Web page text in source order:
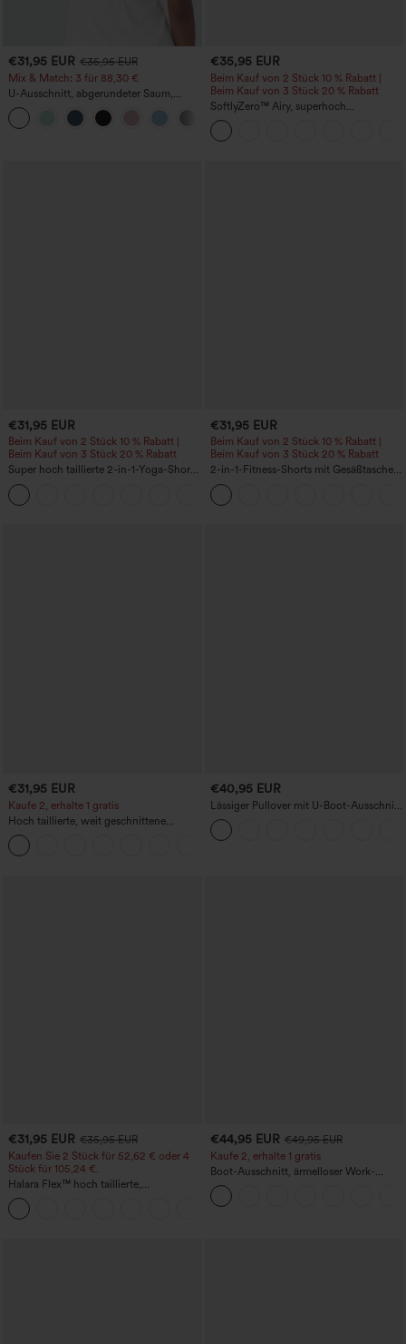
€31,95 EUR €35,95 EUR
Mix & Match: 3 für 88,30 €
U-Ausschnitt, abgerundeter Saum,
InstantCool Yoga-Trägertop – UPF50+
€35,95 EUR
Beim Kauf von 2 Stück 10 % Rabatt |
Beim Kauf von 3 Stück 20 % Rabatt
SoftlyZero™ Airy, superhoch
geschnittene 2-in-1 InstantCool Yoga-
Shorts 7" mit Taschen
€31,95 EUR
Beim Kauf von 2 Stück 10 % Rabatt |
Beim Kauf von 3 Stück 20 % Rabatt
Super hoch taillierte 2-in-1-Yoga-Shorts
mit Gesäßtasche und Seitentasche-
längere Länge
€31,95 EUR
Beim Kauf von 2 Stück 10 % Rabatt |
Beim Kauf von 3 Stück 20 % Rabatt
2-in-1-Fitness-Shorts mit Gesäßtasche
und seitlicher versteckter Tasche 6,3 cm
€31,95 EUR
Kaufe 2, erhalte 1 gratis
Hoch taillierte, weit geschnittene
Freizeithose aus Leinenmischung mit
Kordelzug und Taschen
€40,95 EUR
Lässiger Pullover mit U-Boot-Ausschnitt
und Fledermausärmeln.
€31,95 EUR €35,95 EUR
Kaufen Sie 2 Stück für 52,62 € oder 4
Stück für 105,24 €.
Halara Flex™ hoch taillierte,
figurformende Arbeitshose, die die Taille
schmaler wirken lässt, mit Taschen,
weitem Bein und Mikro-Waffelstruktur
€44,95 EUR €49,95 EUR
Kaufe 2, erhalte 1 gratis
Boot-Ausschnitt, ärmelloser Work-
Jumpsuit mit seitlicher Bindung,
kühlender Cool-Touch-Effekt, gestreift
und mit Taschen – Easy Peezy Edition